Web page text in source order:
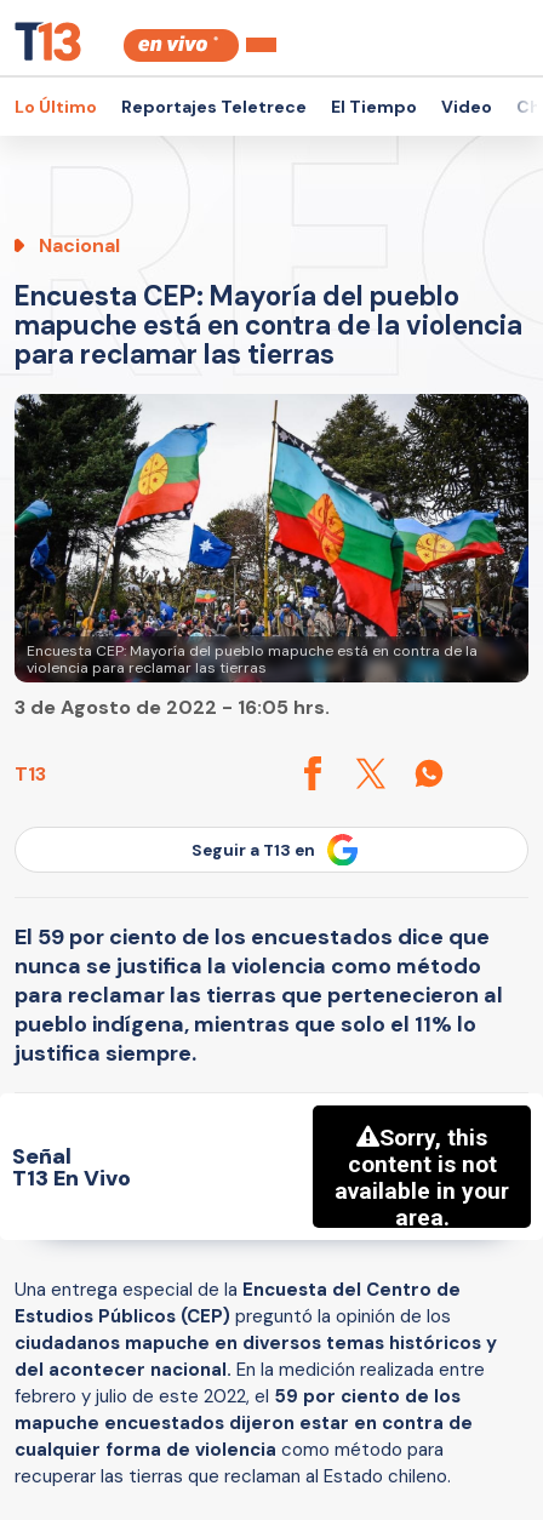
Lo Último Reportajes Teletrece El Tiempo Video
Nacional
Encuesta CEP: Mayoría del pueblo
mapuche está en contra de la violencia
para reclamar las tierras
Encuesta CEP: Mayoría del pueblo mapuche está en contra de la
violencia para reclamar las tierras
T13
3 de Agosto de 2022 - 16:05 hrs.
Seguir a T13 en
El 59 por ciento de los encuestados dice que
nunca se justifica la violencia como método
para reclamar las tierras que pertenecieron al
pueblo indígena, mientras que solo el 11% lo
justifica siempre.
Señal
T13 En Vivo
Una entrega especial de la Encuesta del Centro de
Estudios Públicos (CEP) preguntó la opinión de los
ciudadanos mapuche en diversos temas históricos y
del acontecer nacional. En la medición realizada entre
febrero y julio de este 2022, el 59 por ciento de los
mapuche encuestados dijeron estar en contra de
cualquier forma de violencia como método para
recuperar las tierras que reclaman al Estado chileno.